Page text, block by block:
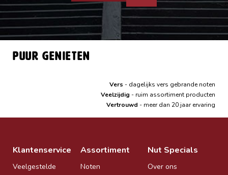
Puur genieten
Vers - dagelijks vers gebrande noten
Veelzijdig - ruim assortiment producten
Vertrouwd - meer dan 20 jaar ervaring
Klantenservice
Veelgestelde
Assortiment
Noten
Nut Specials
Over ons